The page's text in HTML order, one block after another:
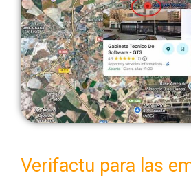
Verifactu para las